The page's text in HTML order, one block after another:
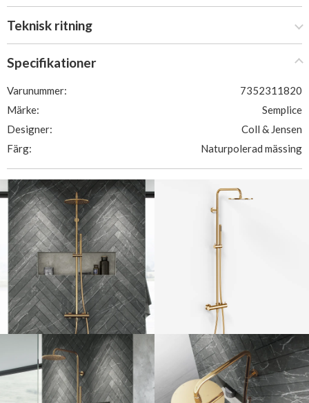
Teknisk ritning
Specifikationer
Varunummer:
7352311820
Märke:
Semplice
Designer:
Coll & Jensen
Färg:
Naturpolerad mässing